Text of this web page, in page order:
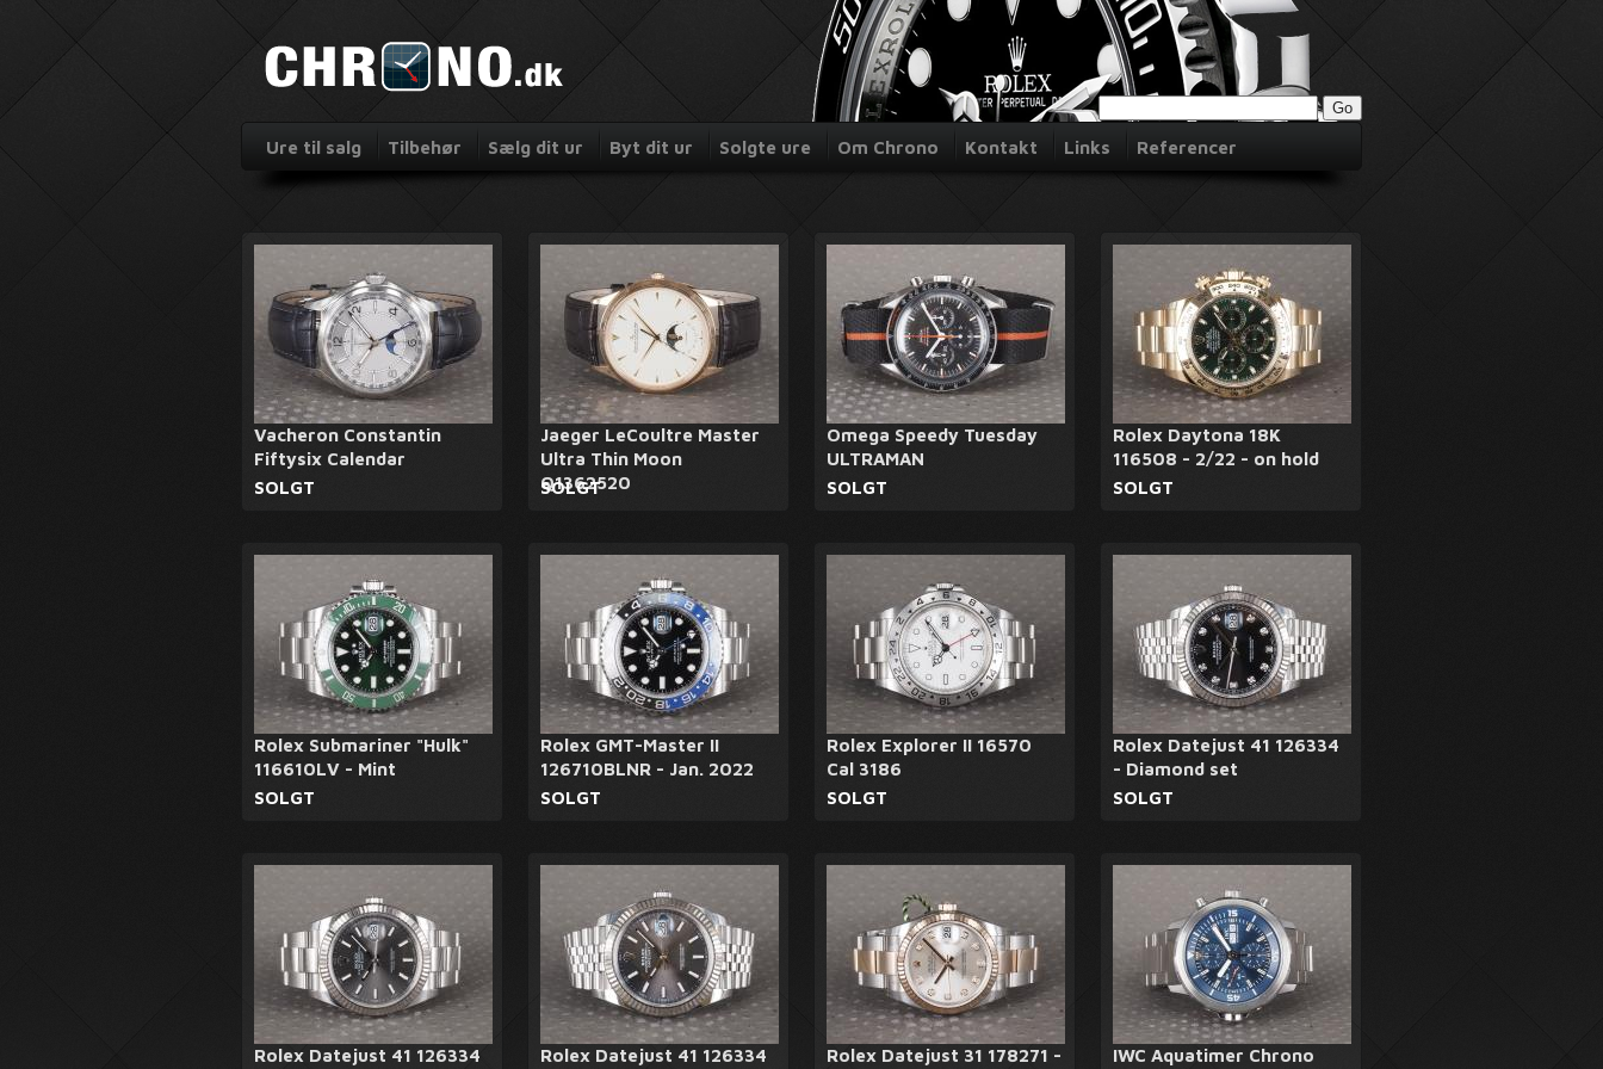
Ure til salg Tilbehør Sælg dit ur Byt dit ur Solgte ure Om Chrono Kontakt Links Referencer
Vacheron Constantin
Fiftysix Calendar
SOLGT
Jaeger LeCoultre Master
Ultra Thin Moon
Q1362520
SOLGT
Omega Speedy Tuesday
ULTRAMAN
SOLGT
Rolex Daytona 18K
116508 - 2/22 - on hold
SOLGT
Rolex Submariner "Hulk"
116610LV - Mint
SOLGT
Rolex GMT-Master II
126710BLNR - Jan. 2022
SOLGT
Rolex Explorer II 16570
Cal 3186
SOLGT
Rolex Datejust 41 126334
- Diamond set
SOLGT
Rolex Datejust 41 126334 Rolex Datejust 41 126334 Rolex Datejust 31 178271 - IWC Aquatimer Chrono